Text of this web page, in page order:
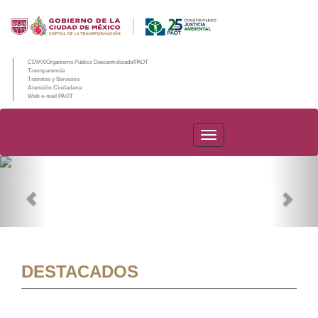
CDMX/Organismo Público Descentralizado/PAOT
Transparencia
Trámites y Servicios
Atención Ciudadana
Web e-mail PAOT
PAOT
DESTACADOS